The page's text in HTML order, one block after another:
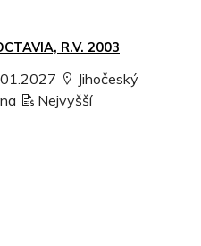
R.V. 2003
Jihočeský
Nejvyšší